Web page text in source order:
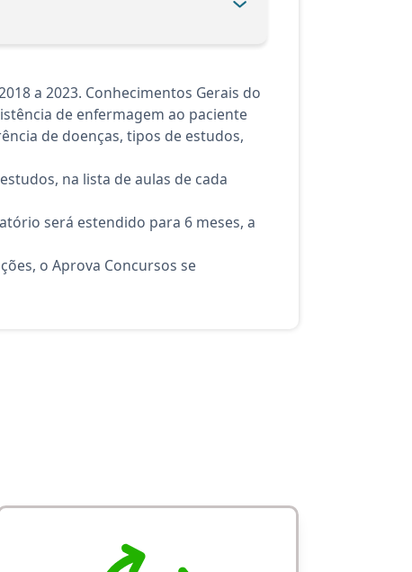
a 2023. Conhecimentos Gerais do
de enfermagem ao paciente
de doenças, tipos de estudos,
na lista de aulas de cada
será estendido para 6 meses, a
o Aprova Concursos se